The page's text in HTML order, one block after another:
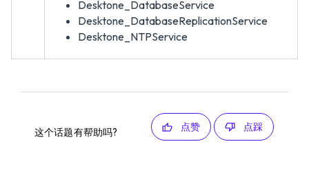
Desktone_DatabaseService
Desktone_DatabaseReplicationService
Desktone_NTPService
这个话题有帮助吗? 点赞 点踩